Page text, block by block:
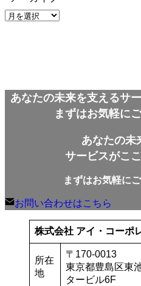
ア
あなたの未来を支えるサ
まずはお気軽に
あなたの未
サービスがこ
まずはお気軽に
お問い合わせはこちら
株式会社 アイ・コーポ
所在
地
〒170-0013
東京都豊島区東
タービル6F